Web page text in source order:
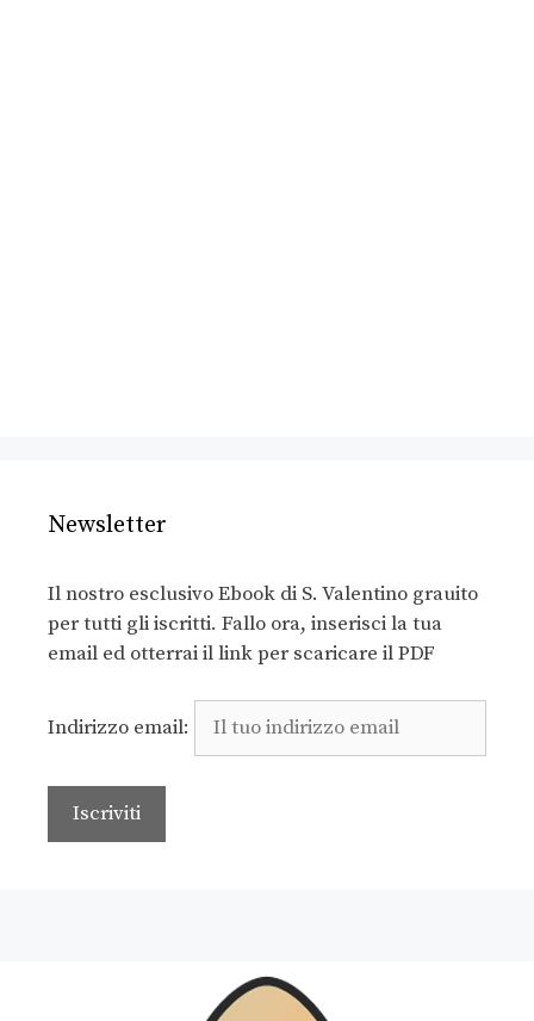
Newsletter
Il nostro esclusivo Ebook di S. Valentino grauito
per tutti gli iscritti. Fallo ora, inserisci la tua
email ed otterrai il link per scaricare il PDF
Indirizzo email: